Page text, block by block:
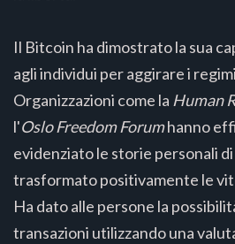
Il Bitcoin ha dimostrato la sua
agli individui per aggirare i
Organizzazioni come la Human
l'Oslo Freedom Forumhanno
evidenziato le storie personali
trasformato positivamente le
Ha dato alle persone la
transazioni utilizzando una